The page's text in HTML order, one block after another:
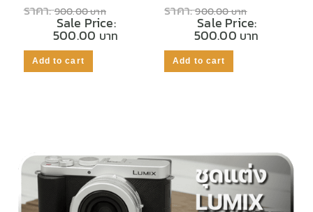
ราคา:900.00
Sale Price:
500.00
Add to cart
ราคา:900.00
Sale Price:
500.00
Add to cart